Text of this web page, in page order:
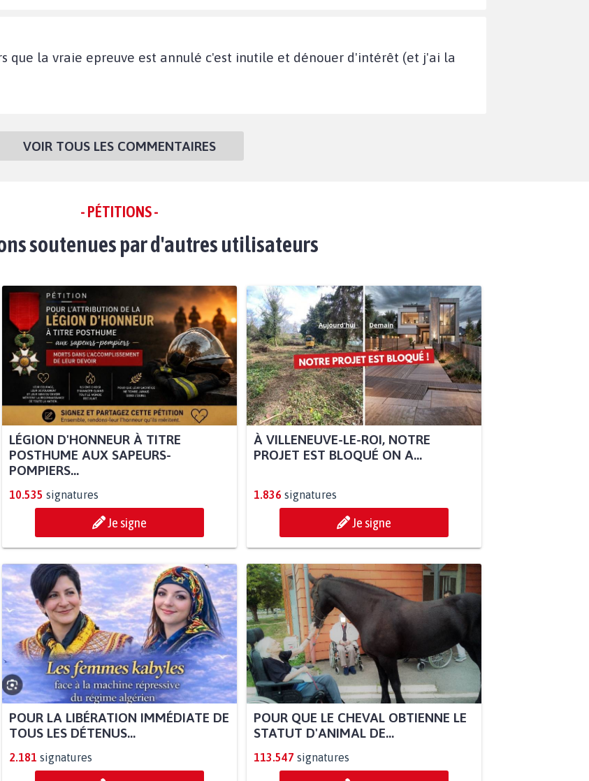
que la vraie epreuve est annulé c'est inutile et dénouer d'intérêt (et j'ai la
VOIR TOUS LES COMMENTAIRES
- PÉTITIONS -
soutenues par d'autres utilisateurs
LÉGION D'HONNEUR À TITRE
POSTHUME AUX SAPEURS-
POMPIERS...
10.535 signatures
Je signe
À VILLENEUVE-LE-ROI, NOTRE
PROJET EST BLOQUÉ ON A...
1.836 signatures
Je signe
POUR LA LIBÉRATION IMMÉDIATE DE
TOUS LES DÉTENUS...
2.181 signatures
POUR QUE LE CHEVAL OBTIENNE LE
STATUT D'ANIMAL DE...
113.547 signatures